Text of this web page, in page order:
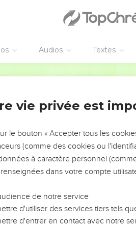
Audios Textes
διδόντι τὴν αὐτὴν σπουδὴν
ἐδέξατο, σπουδαιότερος
αὐτοῦ τὸν ἀδελφὸν οὗ ὁ
χειροτονηθεὶς ὑπὸ τῶν
πρὸς τὴν αὐτοῦ τοῦ κυρίου
τις ἡμᾶς μωμήσηται ἐν τῇ
οὐ μόνον ἐνώπιον κυρίου
τὸν ἀδελφὸν ἡμῶν ὃν
πεποιθήσει πολλῇ
ἐμὸς καὶ εἰς ὑμᾶς
ἀγάπης ὑμῶν καὶ ἡμῶν
vie privée est
le bouton « Accepter tous les
(comme des cookies ou
à caractère personnel
dans votre compte
de notre service
d'utiliser des services tiers tels
d'entrer en contact avec notre